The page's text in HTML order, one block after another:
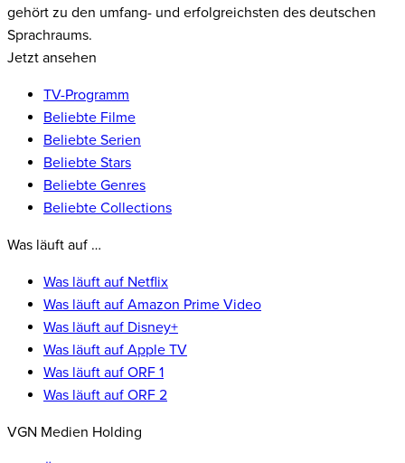
gehört zu den umfang- und erfolgreichsten des deutschen
Sprachraums.
Jetzt ansehen
TV-Programm
Beliebte Filme
Beliebte Serien
Beliebte Stars
Beliebte Genres
Beliebte Collections
Was läuft auf …
Was läuft auf Netflix
Was läuft auf Amazon Prime Video
Was läuft auf Disney+
Was läuft auf Apple TV
Was läuft auf ORF 1
Was läuft auf ORF 2
VGN Medien Holding